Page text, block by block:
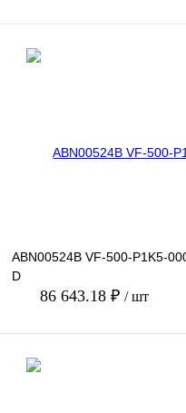
ABN00524B VF-500-P1K5-
D
86 643.18 ₽ / шт